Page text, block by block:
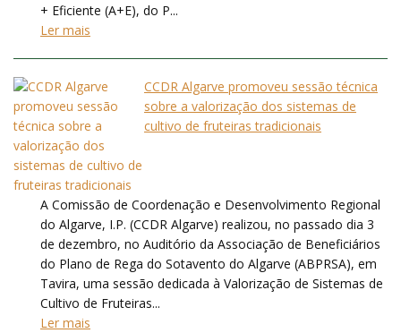
+ Eficiente (A+E), do P...
Ler mais
CCDR Algarve promoveu sessão técnica
sobre a valorização dos sistemas de
cultivo de fruteiras tradicionais
A Comissão de Coordenação e Desenvolvimento Regional
do Algarve, I.P. (CCDR Algarve) realizou, no passado dia 3
de dezembro, no Auditório da Associação de Beneficiários
do Plano de Rega do Sotavento do Algarve (ABPRSA), em
Tavira, uma sessão dedicada à Valorização de Sistemas de
Cultivo de Fruteiras...
Ler mais